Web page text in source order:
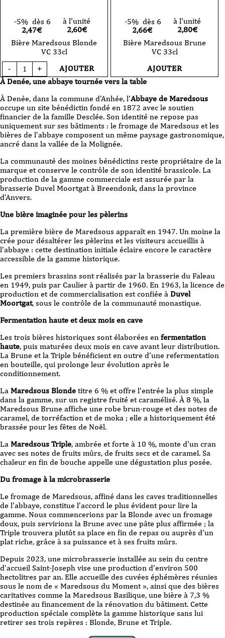
-5% dès 6
2,47€
à l'unité
2,60€
Bière Maredsous Blonde
VC 33cl
-
quantité
de
Bière
Blonde
VC
33cl
+ AJOUTER
-5% dès 6
2,66€
à l'unité
2,80€
Bière Maredsous Brune
VC 33cl
AJOUTER
À Denée, une abbaye tournée vers la table
À Denée, dans la commune d’Anhée, l’Abbaye de Maredsous
occupe un site bénédictin fondé en 1872 avec le soutien
financier de la famille Desclée. Son identité ne repose pas
uniquement sur ses bâtiments : le fromage de Maredsous et les
bières de l’abbaye composent un même paysage gastronomique,
ancré dans la vallée de la Molignée.
La communauté des moines bénédictins reste propriétaire de la
marque et conserve le contrôle de son identité brassicole. La
production de la gamme commerciale est assurée par la
brasserie Duvel Moortgat à Breendonk, dans la province
d’Anvers.
Une bière imaginée pour les pèlerins
La première bière de Maredsous apparaît en 1947. Un moine la
crée pour désaltérer les pèlerins et les visiteurs accueillis à
l’abbaye : cette destination initiale éclaire encore le caractère
accessible de la gamme historique.
Les premiers brassins sont réalisés par la brasserie du Faleau
en 1949, puis par Caulier à partir de 1960. En 1963, la licence de
production et de commercialisation est confiée à Duvel
Moortgat, sous le contrôle de la communauté monastique.
Fermentation haute et deux mois en cave
Les trois bières historiques sont élaborées en fermentation
haute, puis maturées deux mois en cave avant leur distribution.
La Brune et la Triple bénéficient en outre d’une refermentation
en bouteille, qui prolonge leur évolution après le
conditionnement.
La Maredsous Blonde titre 6 % et offre l’entrée la plus simple
dans la gamme, sur un registre fruité et caramélisé. À 8 %, la
Maredsous Brune affiche une robe brun-rouge et des notes de
caramel, de torréfaction et de moka ; elle a historiquement été
brassée pour les fêtes de Noël.
La Maredsous Triple, ambrée et forte à 10 %, monte d’un cran
avec ses notes de fruits mûrs, de fruits secs et de caramel. Sa
chaleur en fin de bouche appelle une dégustation plus posée.
Du fromage à la microbrasserie
Le fromage de Maredsous, affiné dans les caves traditionnelles
de l’abbaye, constitue l’accord le plus évident pour lire la
gamme. Nous commencerions par la Blonde avec un fromage
doux, puis servirions la Brune avec une pâte plus affirmée ; la
Triple trouvera plutôt sa place en fin de repas ou auprès d’un
plat riche, grâce à sa puissance et à ses fruits mûrs.
Depuis 2023, une microbrasserie installée au sein du centre
d’accueil Saint-Joseph vise une production d’environ 500
hectolitres par an. Elle accueille des cuvées éphémères réunies
sous le nom de « Maredsous du Moment », ainsi que des bières
caritatives comme la Maredsous Basilique, une bière à 7,3 %
destinée au financement de la rénovation du bâtiment. Cette
production spéciale complète la gamme historique sans lui
retirer ses trois repères : Blonde, Brune et Triple.